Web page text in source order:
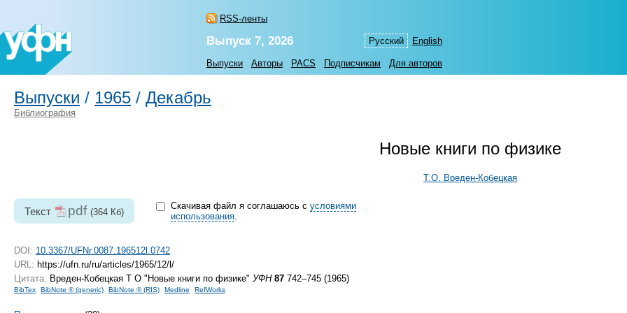
RSS-ленты
Русский English
Выпуск 7, 2026
Выпуски Авторы PACS Подписчикам Для авторов
Выпуски / 1965 / Декабрь
Библиография
Новые книги по физике
Т.О. Вреден-Кобецкая
Текст pdf (364 Кб)
Скачивая файл я соглашаюсь с условиями
использования.
DOI: 10.3367/UFNr.0087.196512l.0742
URL: https://ufn.ru/ru/articles/1965/12/l/
Цитата: Вреден-Кобецкая Т О "Новые книги по физике" УФН 87 742–745 (1965)
BibTex BibNote ® (generic) BibNote ® (RIS) Medline RefWorks